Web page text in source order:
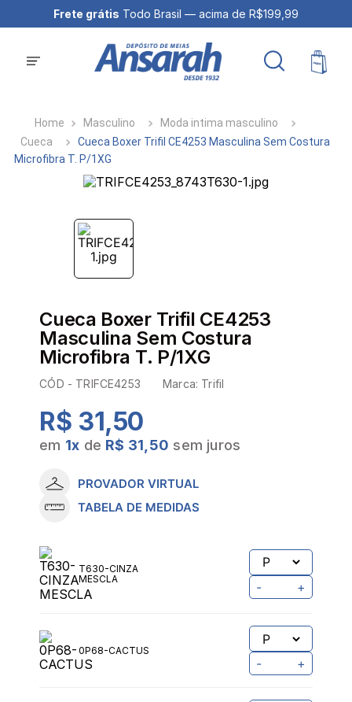
Frete grátis Todo Brasil — acima de R$199,99
Masculino
Moda intima masculino
Cueca
Cueca Boxer Trifil CE4253 Masculina Sem Costura
Microfibra T. P/1XG
Cueca Boxer Trifil CE4253
Masculina Sem Costura
Microfibra T. P/1XG
CÓD - TRIFCE4253 Marca: Trifil
R$ 31,50
em 1x de R$ 31,50 sem juros
PROVADOR VIRTUAL
TABELA DE MEDIDAS
T630-CINZA
MESCLA
- +
0P68-CACTUS
- +